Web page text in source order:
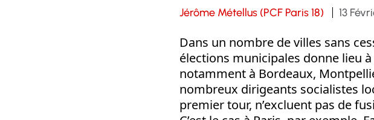
Jérôme Métellus (PCF Paris 18) 13
Dans un nombre de villes sans
élections municipales donne lieu à
notamment à Bordeaux,
nombreux dirigeants socialistes
premier tour, n’excluent pas de